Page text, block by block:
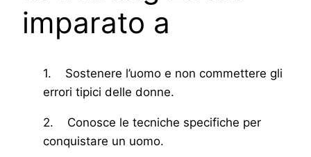
imparato a
1. Sostenere l’uomo e non commettere gli
errori tipici delle donne.
2. Conosce le tecniche specifiche per
conquistare un uomo.